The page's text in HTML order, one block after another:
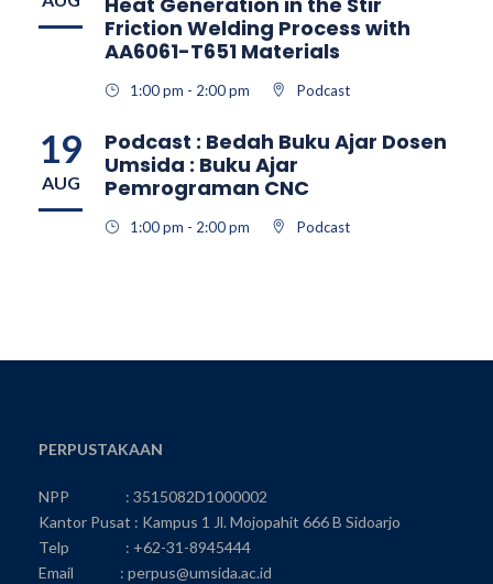
Friction Welding Process with
AA6061-T651 Materials
1:00 pm - 2:00 pm Podcast
19
AUG
Podcast : Bedah Buku Ajar Dosen
Umsida : Buku Ajar
Pemrograman CNC
1:00 pm - 2:00 pm Podcast
PERPUSTAKAAN
NPP : 3515082D1000002
Kantor Pusat : Kampus 1 Jl. Mojopahit 666 B Sidoarjo
Telp : +62-31-8945444
Email : perpus@umsida.ac.id